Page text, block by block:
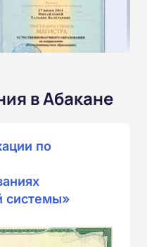
в Абакане
по
системы»